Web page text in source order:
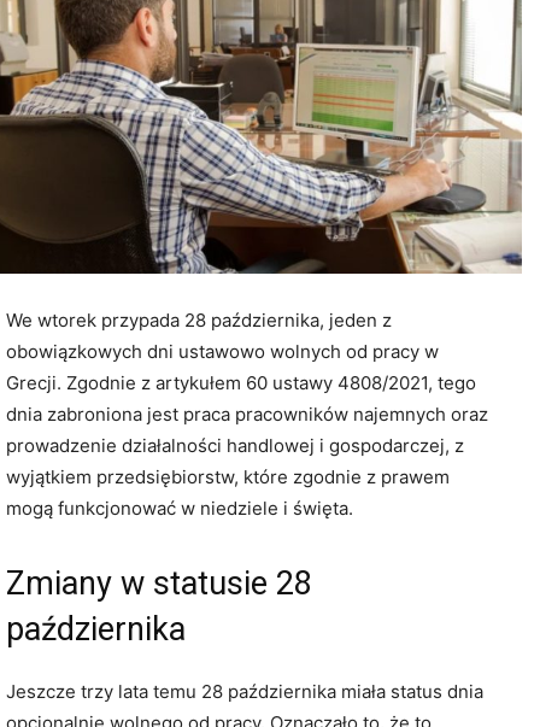
We wtorek przypada 28 października, jeden z
obowiązkowych dni ustawowo wolnych od pracy w
Grecji. Zgodnie z artykułem 60 ustawy 4808/2021, tego
dnia zabroniona jest praca pracowników najemnych oraz
prowadzenie działalności handlowej i gospodarczej, z
wyjątkiem przedsiębiorstw, które zgodnie z prawem
mogą funkcjonować w niedziele i święta.
Zmiany w statusie 28
października
Jeszcze trzy lata temu 28 października miała status dnia
opcjonalnie wolnego od pracy. Oznaczało to, że to